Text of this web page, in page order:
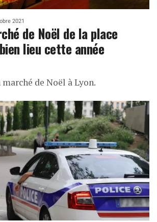
2021
de Noël de la place
lieu cette année
de Noël à Lyon.